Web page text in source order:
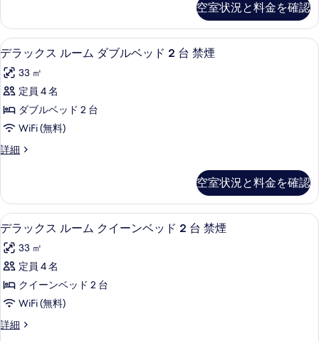
キ
ン
グ
ベ
ッ
ド
1
台
の
す
べ
て
の
写
真
を
ス
ル
ー
キ
ン
ベ
ッ
1
の
詳
細
空室状況と料金を確認
デ
ラ
ッ
ク
ス
ー
ダ
ブ
ル
ベ
ッ
ド
2
台
羽毛の掛け布団、ピロートップベッ
6
デラックス ルーム ダブルベッド 2 台 禁煙
33 ㎡
定員 4 名
ダブルベッド 2 台
WiFi (無料)
詳細
デ
ス
ル
ー
ダ
ブ
ベ
ッ
2
空室状況と料金を確認
デ
ラ
ッ
ク
ス
ー
羽毛の掛け布団、ピロートップベッ
7
デラックス ルーム クイーンベッド 2 台 禁煙
33 ㎡
定員 4 名
クイーンベッド 2 台
WiFi (無料)
詳細
デ